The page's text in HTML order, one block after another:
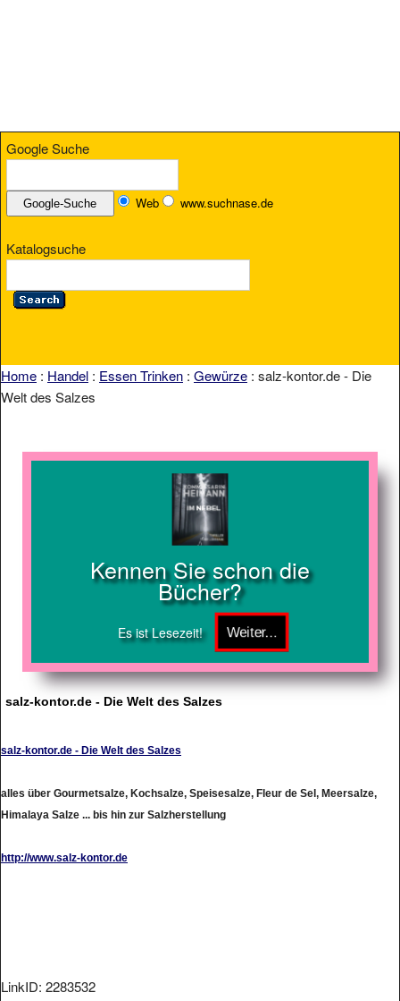
Google Suche
Web www.suchnase.de
Katalogsuche
Home : Handel : Essen Trinken : Gewürze : salz-kontor.de - Die
Welt des Salzes
Kennen Sie schon die
Bücher?
Es ist Lesezeit!
salz-kontor.de - Die Welt des Salzes
salz-kontor.de - Die Welt des Salzes
alles über Gourmetsalze, Kochsalze, Speisesalze, Fleur de Sel, Meersalze,
Himalaya Salze ... bis hin zur Salzherstellung
http://www.salz-kontor.de
LinkID: 2283532